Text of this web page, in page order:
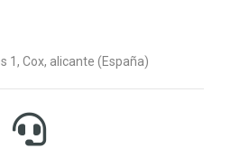
1, Cox, alicante (España)